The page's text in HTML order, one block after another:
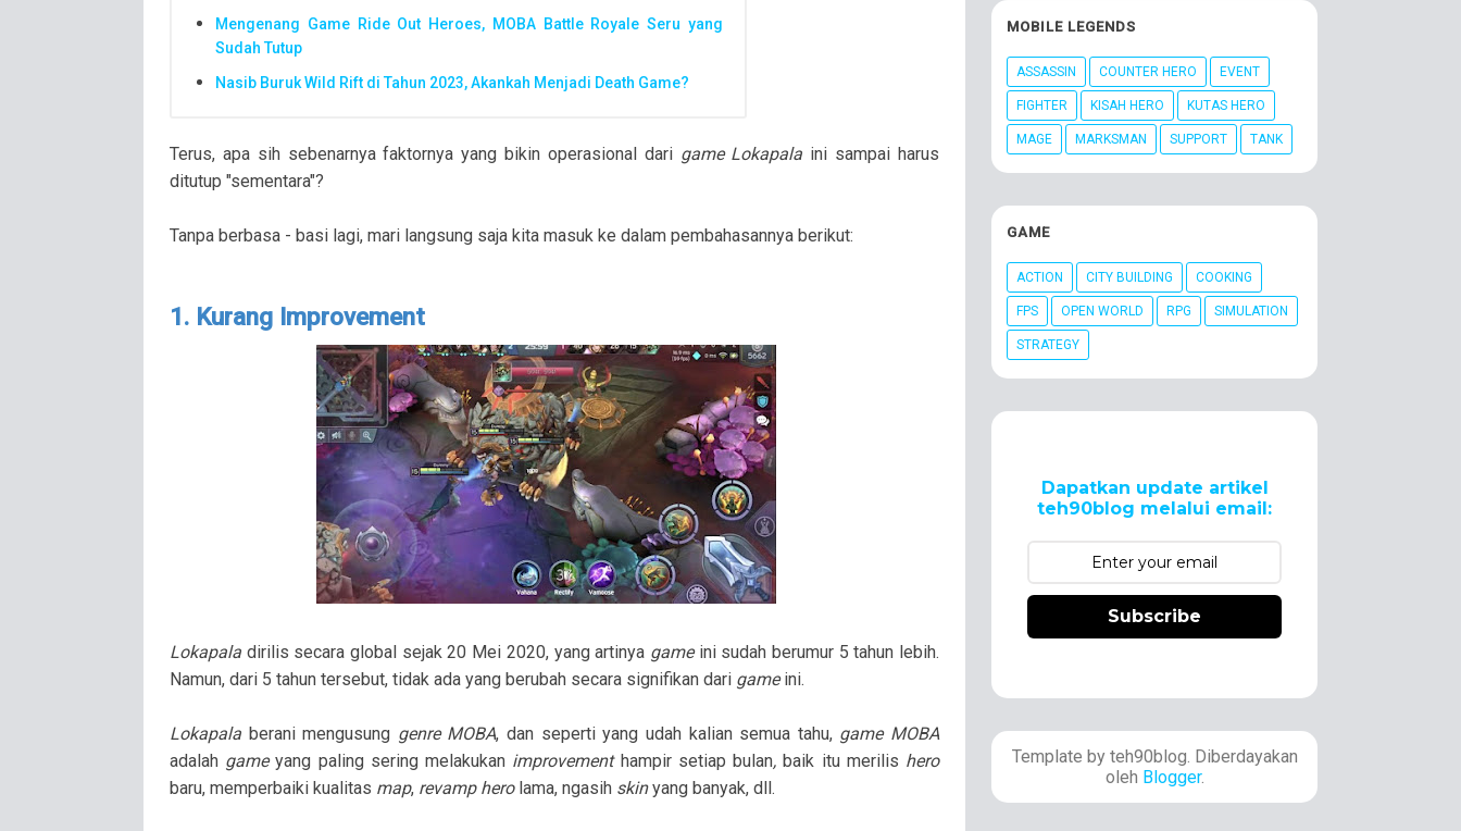
Mengenang Game Ride Out Heroes, MOBA Battle Royale Seru yang
Sudah Tutup
Nasib Buruk Wild Rift di Tahun 2023, Akankah Menjadi Death Game?
Terus, apa sih sebenarnya faktornya yang bikin operasional darigame Lokapala ini sampai harus
ditutup "sementara"?
Tanpa berbasa - basi lagi, mari langsung saja kita masuk ke dalam pembahasannya berikut:
1. Kurang Improvement
Lokapala dirilis secara global sejak 20 Mei 2020, yang artinya game ini sudah berumur 5 tahun lebih.
Namun, dari 5 tahun tersebut, tidak ada yang berubah secara signifikan dari gameini.
Lokapala berani mengusung genre MOBA, dan seperti yang udah kalian semua tahu, game MOBA
adalah gameyang paling sering melakukan improvement hampir setiap bulan, baik itu merilis hero
baru, memperbaiki kualitas map, revamp hero lama, ngasih skinyang banyak, dll.
MOBILE LEGENDS
ASSASSIN COUNTER HERO EVENT
FIGHTER KISAH HERO KUTAS HERO
MAGE MARKSMAN SUPPORT TANK
GAME
ACTION CITY BUILDING COOKING
FPS OPEN WORLD RPG SIMULATION
STRATEGY
Dapatkan update artikel
teh90blog melalui email:
Subscribe
Template by teh90blog. Diberdayakan
oleh Blogger.